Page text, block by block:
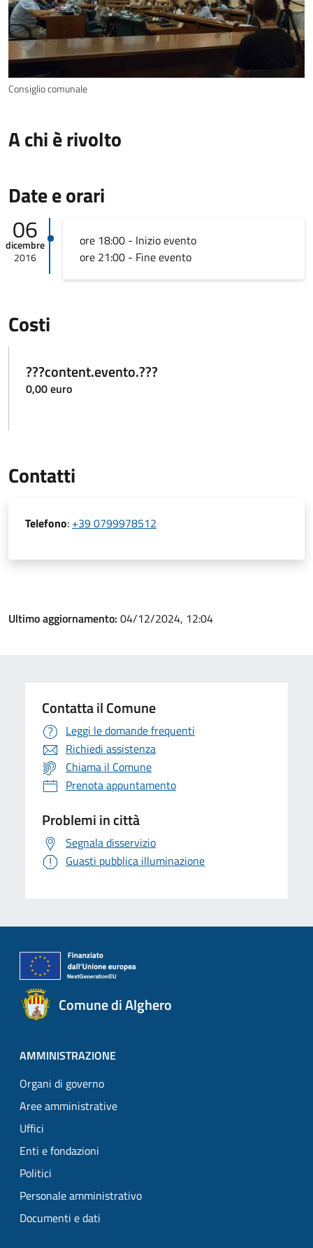
Consiglio comunale
A chi è rivolto
Date e orari
06
dicembre
2016
ore 18:00 - Inizio evento
ore 21:00 - Fine evento
Costi
???content.evento.???
0,00 euro
Contatti
Telefono: +39 0799978512
Ultimo aggiornamento: 04/12/2024, 12:04
Contatta il Comune
Leggi le domande frequenti
Richiedi assistenza
Chiama il Comune
Prenota appuntamento
Problemi in città
Segnala disservizio
Guasti pubblica illuminazione
Comune di Alghero
AMMINISTRAZIONE
Organi di governo
Aree amministrative
Uffici
Enti e fondazioni
Politici
Personale amministrativo
Documenti e dati